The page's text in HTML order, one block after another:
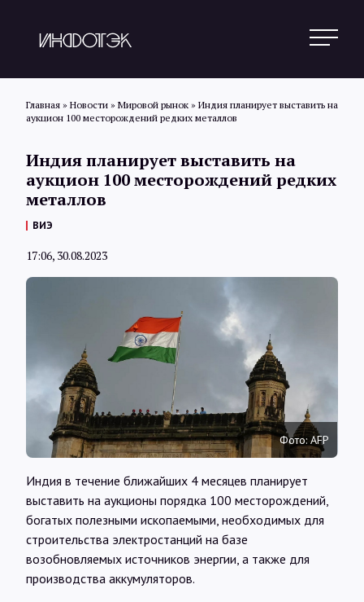
Обзоры
Интервью
Карты
О нас
@Infotek_Russia
Главная » Новости » Мировой рынок » Индия планирует выставить на
аукцион 100 месторождений редких металлов
Индия планирует выставить на
аукцион 100 месторождений редких
металлов
ВИЭ
17:06, 30.08.2023
Фото: AFP
Индия в течение ближайших 4 месяцев планирует
выставить на аукционы порядка 100 месторождений,
богатых полезными ископаемыми, необходимых для
строительства электростанций на базе
возобновляемых источников энергии, а также для
производства аккумуляторов.